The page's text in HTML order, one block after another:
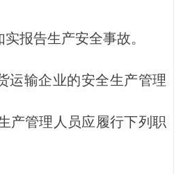
报告生产安全事故。
输企业的安全生产管理
产管理人员应履行下列职